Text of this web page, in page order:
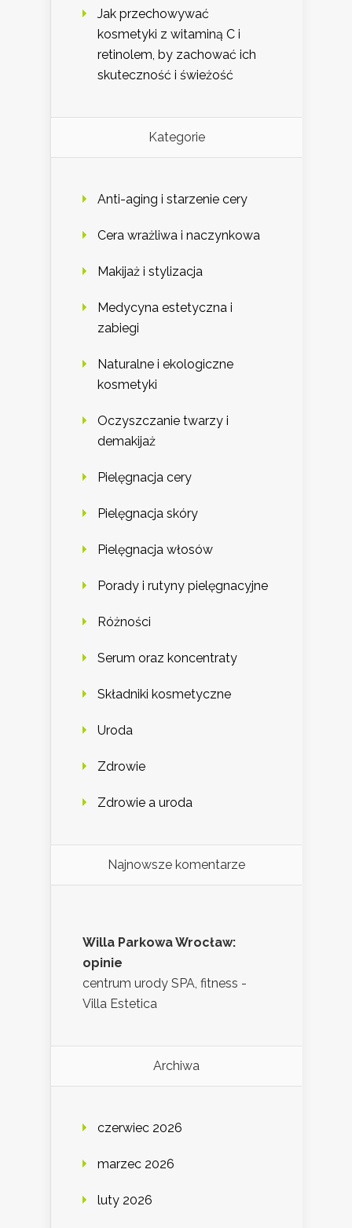
Jak przechowywać
kosmetyki z witaminą C i
retinolem, by zachować ich
skuteczność i świeżość
Kategorie
Anti-aging i starzenie cery
Cera wrażliwa i naczynkowa
Makijaż i stylizacja
Medycyna estetyczna i
zabiegi
Naturalne i ekologiczne
kosmetyki
Oczyszczanie twarzy i
demakijaż
Pielęgnacja cery
Pielęgnacja skóry
Pielęgnacja włosów
Porady i rutyny pielęgnacyjne
Różności
Serum oraz koncentraty
Składniki kosmetyczne
Uroda
Zdrowie
Zdrowie a uroda
Najnowsze komentarze
Willa Parkowa Wrocław:
opinie
centrum urody SPA, fitness -
Villa Estetica
Archiwa
czerwiec 2026
marzec 2026
luty 2026